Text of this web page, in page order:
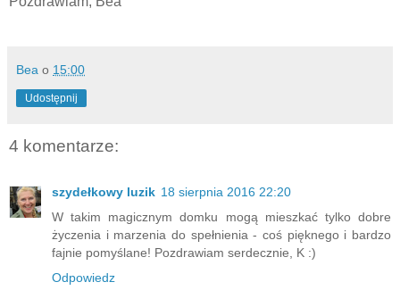
Bea o 15:00
Udostępnij
4 komentarze:
szydełkowy luzik 18 sierpnia 2016 22:20
W takim magicznym domku mogą mieszkać tylko dobre
życzenia i marzenia do spełnienia - coś pięknego i bardzo
fajnie pomyślane! Pozdrawiam serdecznie, K :)
Odpowiedz